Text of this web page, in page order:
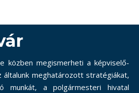
közben megismerheti a képviselő-
általunk meghatározott stratégiákat,
munkát, a polgármesteri hivatal